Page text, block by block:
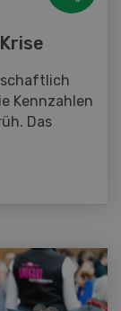
Kennzahlen
Das